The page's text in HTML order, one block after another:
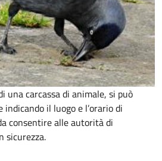
una carcassa di animale, si può
il luogo e l’orario di
consentire alle autorità di
sicurezza.